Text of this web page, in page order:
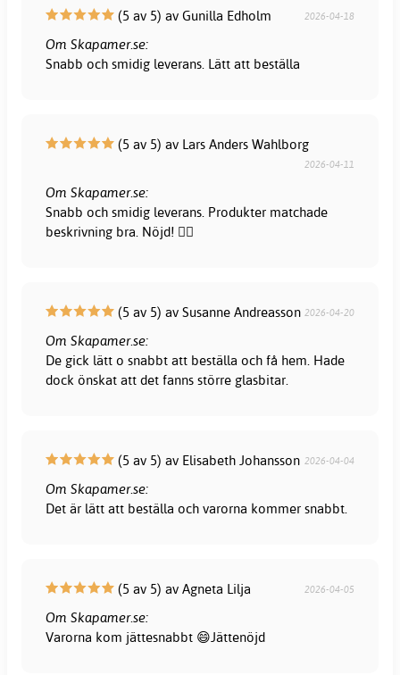
(5 av 5) av Gunilla Edholm 2026-04-18
Om Skapamer.se:
Snabb och smidig leverans. Lätt att beställa
(5 av 5) av Lars Anders Wahlborg
2026-04-11
Om Skapamer.se:
Snabb och smidig leverans. Produkter matchade
beskrivning bra. Nöjd! 👍🏻
(5 av 5) av Susanne Andreasson 2026-04-20
Om Skapamer.se:
De gick lätt o snabbt att beställa och få hem. Hade
dock önskat att det fanns större glasbitar.
(5 av 5) av Elisabeth Johansson 2026-04-04
Om Skapamer.se:
Det är lätt att beställa och varorna kommer snabbt.
(5 av 5) av Agneta Lilja 2026-04-05
Om Skapamer.se:
Varorna kom jättesnabbt 😄Jättenöjd